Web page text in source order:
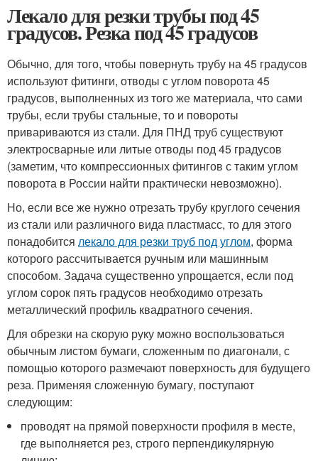
Лекало для резки трубы под 45
градусов. Резка под 45 градусов
Обычно, для того, чтобы повернуть трубу на 45 градусов
используют фитинги, отводы с углом поворота 45
градусов, выполненных из того же материала, что сами
трубы, если трубы стальные, то и повороты
привариваются из стали. Для ПНД труб существуют
электросварные или литые отводы под 45 градусов
(заметим, что компрессионных фитингов с таким углом
поворота в России найти практически невозможно).
Но, если все же нужно отрезать трубу круглого сечения
из стали или различного вида пластмасс, то для этого
понадобится лекало для резки труб под углом, форма
которого рассчитывается ручным или машинным
способом. Задача существенно упрощается, если под
углом сорок пять градусов необходимо отрезать
металлический профиль квадратного сечения.
Для обрезки на скорую руку можно воспользоваться
обычным листом бумаги, сложенным по диагонали, с
помощью которого размечают поверхность для будущего
реза. Применяя сложенную бумагу, поступают
следующим:
проводят на прямой поверхности профиля в месте,
где выполняется рез, строго перпендикулярную